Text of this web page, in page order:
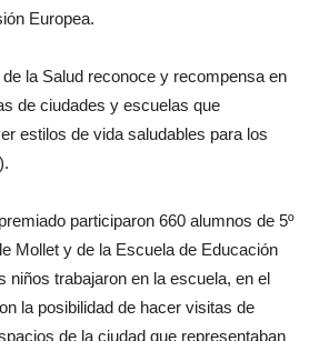
Europea.
la Salud reconoce y recompensa en
de ciudades y escuelas que
estilos de vida saludables para los
participaron 660 alumnos de 5º
Mollet y de la Escuela de Educación
niños trabajaron en la escuela, en el
la posibilidad de hacer visitas de
de la ciudad que representaban